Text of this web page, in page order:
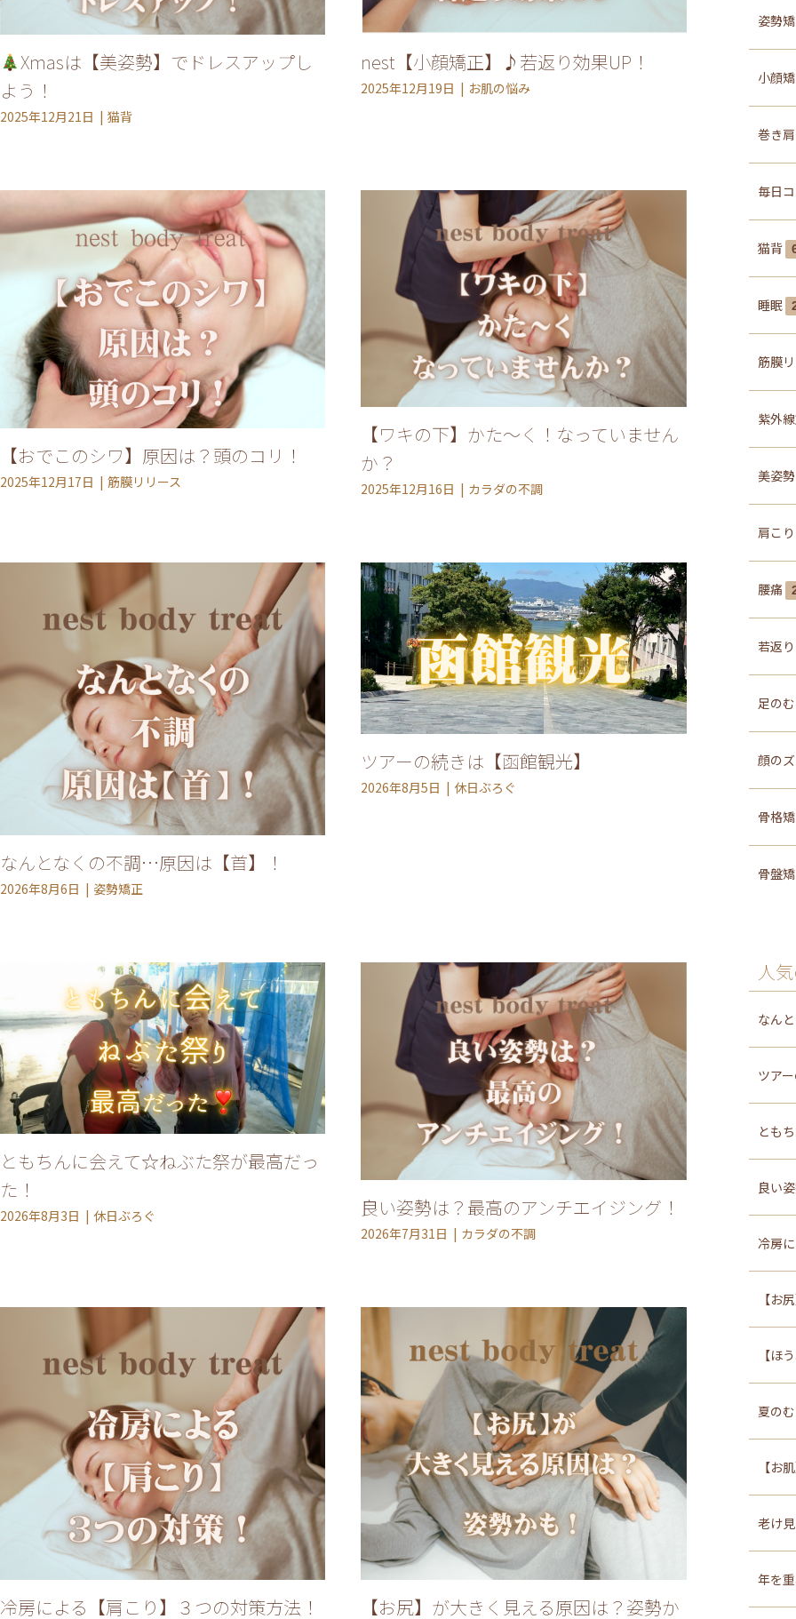
サロンについて
メニュー
ご利用の流れ
トップページ
ACCESS TOPICS
BLOG MIKIMOTO
BRIDAL PRIVACY POLICY
電話予約070-8935-0492
WEB予約する
Xmasは【美姿勢】でドレスアップし
よう！
2025年12月21日 猫背
nest【小顔矯正】♪若返り効果UP！
2025年12月19日 お肌の悩み
【おでこのシワ】原因は？頭のコリ！
2025年12月17日 筋膜リリース
【ワキの下】かた～く！なっていません
か？
2025年12月16日 カラダの不調
なんとなくの不調…原因は【首】！
2026年8月6日 姿勢矯正
ツアーの続きは【函館観光】
2026年8月5日 休日ぶろぐ
ともちんに会えて☆ねぶた祭が最高だっ
た！
2026年8月3日 休日ぶろぐ 良い姿勢は？最高のアンチエイジング！
2026年7月31日 カラダの不調
冷房による【肩こり】３つの対策方法！ 【お尻】が大きく見える原因は？姿勢か
姿勢
小顔
巻き肩
毎日
猫背
睡眠
筋膜
紫外
美姿勢
肩こり
腰痛
若返り
足の
顔の
骨格
骨盤
人
なん
ツア
とも
良い
冷房
【お
【ほ
夏の
【お
老け
年を